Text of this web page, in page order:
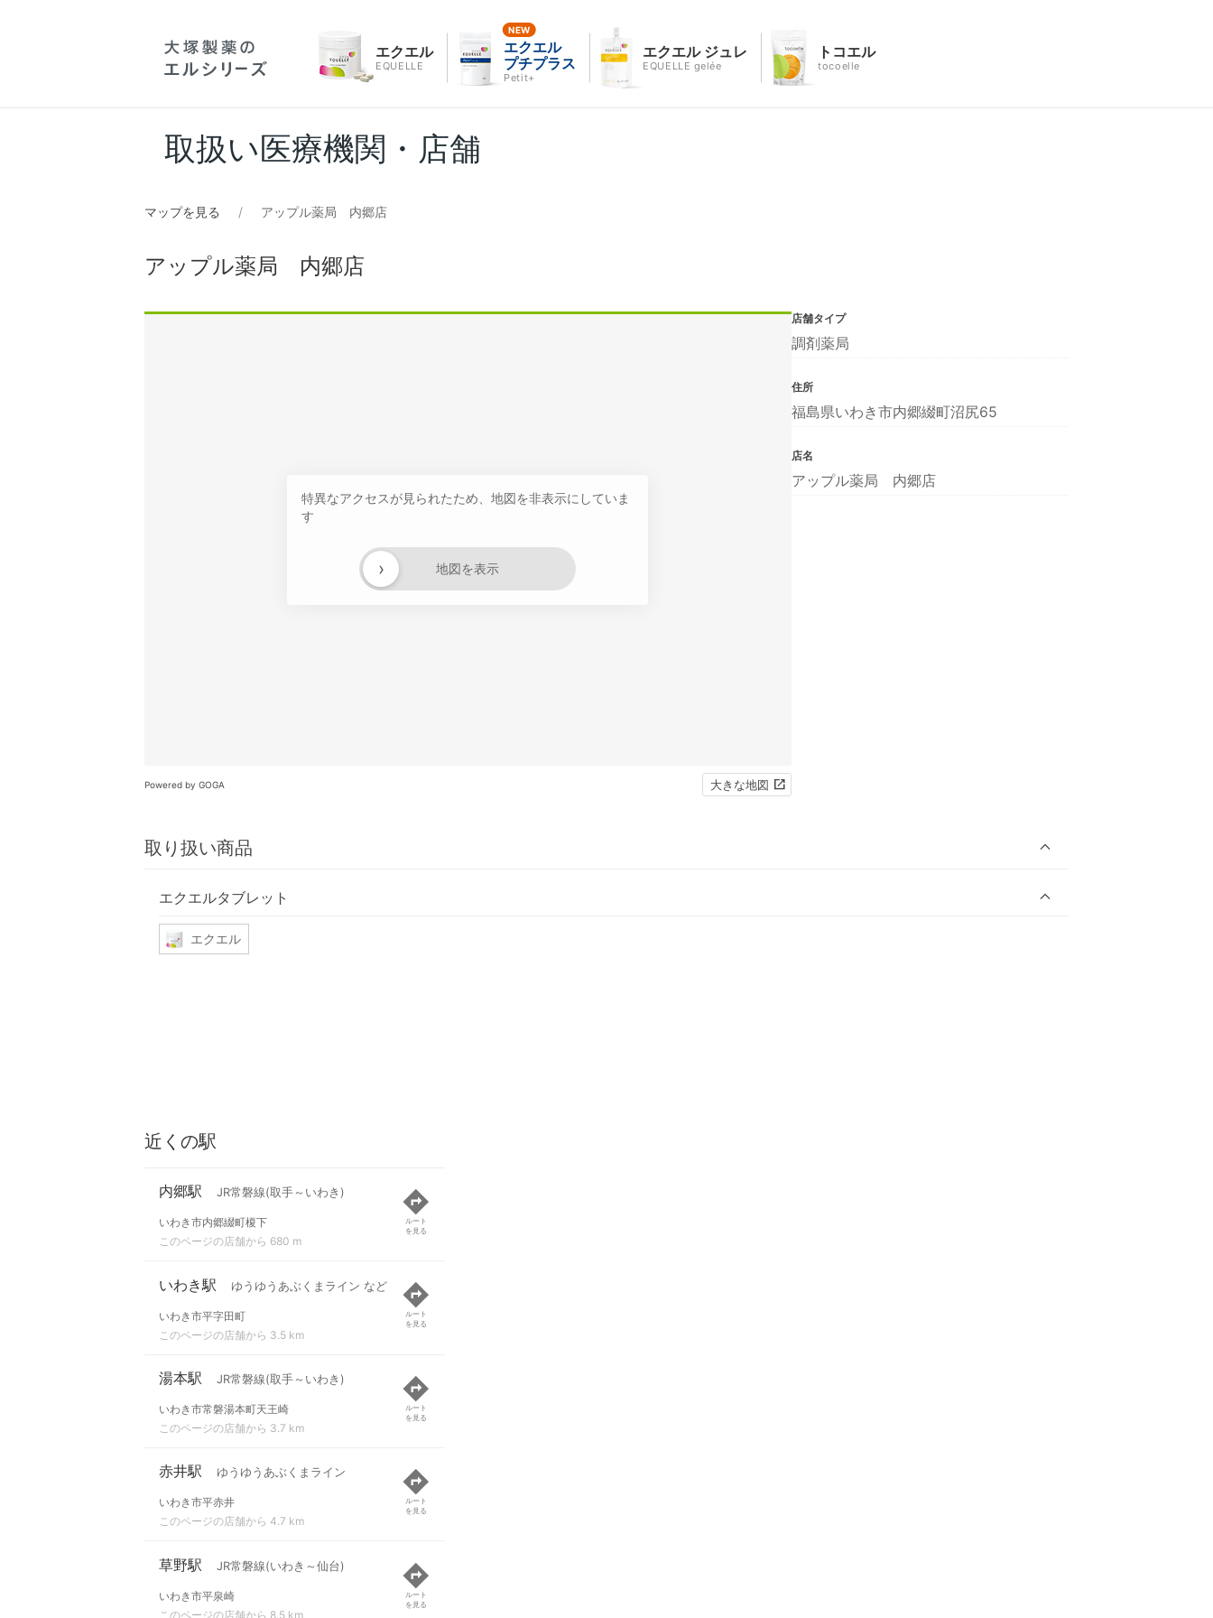
エクエル
EQUELLE
エクエル
プチプラス
Petit+
エクエル ジュレ
EQUELLE gelée
トコエル
tocoelle
取扱い医療機関・店舗
マップを見る アップル薬局 内郷店
アップル薬局 内郷店
特異なアクセスが見られたため、地図を非表示にしていま
す
地図を表示
›
Powered by GOGA 大きな地図
取り扱い商品
エクエルタブレット
エクエル
店舗タイプ
調剤薬局
住所
福島県いわき市内郷綴町沼尻65
店名
アップル薬局 内郷店
近くの駅
内郷駅 JR常磐線(取手～いわき)
いわき市内郷綴町榎下
このページの店舗から 680 m
ルート
を見る
いわき駅 ゆうゆうあぶくまライン など
いわき市平字田町
このページの店舗から 3.5 km
ルート
を見る
湯本駅 JR常磐線(取手～いわき)
いわき市常磐湯本町天王崎
このページの店舗から 3.7 km
ルート
を見る
赤井駅 ゆうゆうあぶくまライン
いわき市平赤井
このページの店舗から 4.7 km
ルート
を見る
草野駅 JR常磐線(いわき～仙台)
いわき市平泉崎
このページの店舗から 8.5 km
ルート
を見る